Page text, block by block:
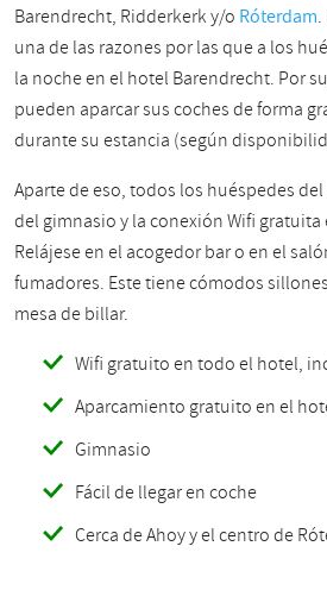
Barendrecht, Ridderkerk y/o Róterdam
una de las razones por las que a los
la noche en el hotel Barendrecht. Por
pueden aparcar sus coches de forma
durante su estancia (según
Aparte de eso, todos los huéspedes
del gimnasio y la conexión Wifi
Relájese en el acogedor bar o en el
fumadores. Este tiene cómodos
mesa de billar.
Wifi gratuito en todo el hotel,
Aparcamiento gratuito en el
Gimnasio
Fácil de llegar en coche
Cerca de Ahoy y el centro de